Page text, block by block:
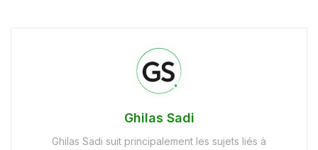
Ghilas Sadi
Ghilas Sadi suit principalement les sujets liés à